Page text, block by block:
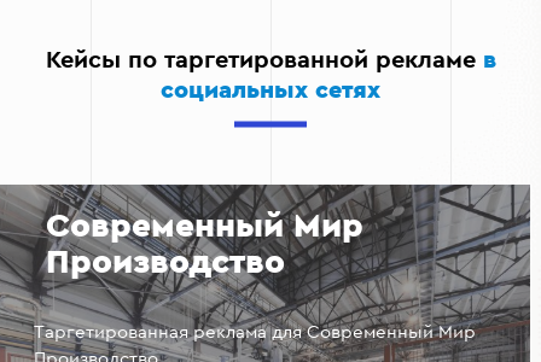
Адаптация под ваш бизнес:
Подрядчик, который
прошел проверку, будет лучше понимать ваши
потребности и сможет создать
персонализированную стратегию таргетированной
Кейсы по таргетированной рекламе в
социальных сетях
Современный Мир
Производство
Таргетированная реклама для Современный Мир